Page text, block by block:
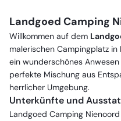
Landgoed Camping
Willkommen auf dem
malerischen Campingplatz
ein wunderschönes
perfekte Mischung aus
herrlicher Umgebung.
Unterkünfte und
Landgoed Camping